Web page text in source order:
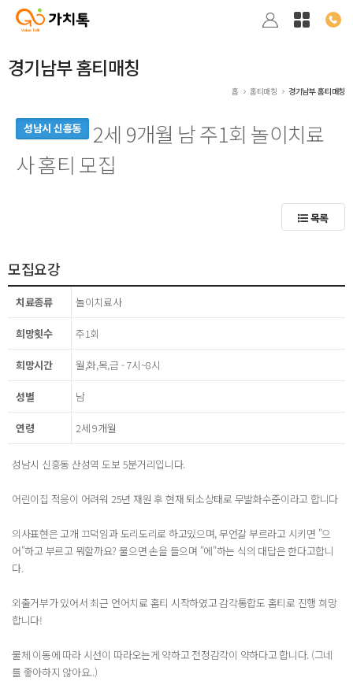
경기남부 홈티매칭
홈 홈티매칭 경기남부 홈티매칭
성남시 신흥동
2세 9개월 남 주1회 놀이치료
사 홈티 모집
목록
모집요강
치료종류 놀이치료사
희망횟수 주1회
희망시간 월,화,목,금 - 7시~8시
성별 남
연령 2세 9개월
성남시 신흥동 산성역 도보 5분거리입니다.
어린이집 적응이 어려워 25년 재원 후 현재 퇴소상태로 무발화수준이라고 합니다
의사표현은 고개 끄덕임과 도리도리로 하고있으며, 무언갈 부르라고 시키면 "으
어"하고 부르고 뭐할까요? 물으면 손을 들으며 "에"하는 식의 대답은 한다고합니
다.
외출거부가 있어서 최근 언어치료 홈티 시작하였고 감각통합도 홈티로 진행 희망
합니다!
물체 이동에 따라 시선이 따라오는게 약하고 전정감각이 약하다고 합니다. (그네
를 좋아하지 않아요..)